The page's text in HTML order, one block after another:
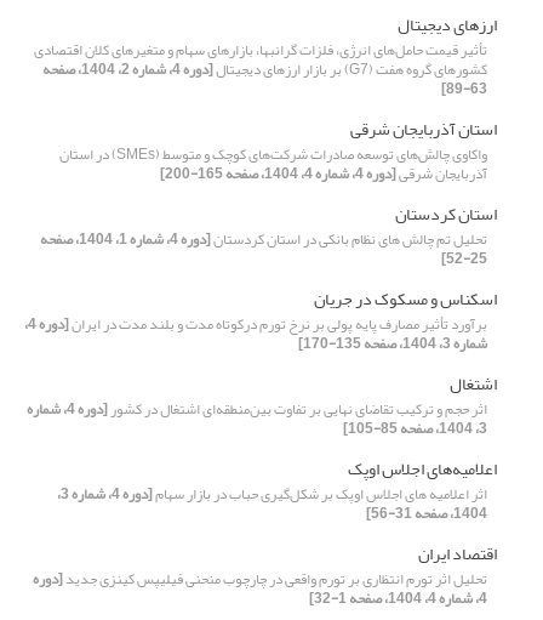
ارزهای دیجیتال
تأثیر قیمت‌ حامل‌های انرژی، فلزات گرانبها، بازارهای سهام و متغیرهای کلان اقتصادی
کشورهای گروه هفت (G7) بر بازار ارزهای دیجیتال [دوره 4، شماره 2، 1404، صفحه
63-89]
استان آذربایجان شرقی
واکاوی چالش‌های توسعه صادرات شرکت‌های کوچک و متوسط (SMEs) در استان
آذربایجان شرقی[دوره 4، شماره 4، 1404، صفحه 165-200]
استان کردستان
تحلیل تم چالش های نظام بانکی در استان کردستان [دوره 4، شماره 1، 1404، صفحه
25-52]
اسکناس و مسکوک در جریان
برآورد تأثیر مصارف پایه پولی بر نرخ تورم درکوتاه‌ مدت و بلند مدت در ایران [دوره 4،
شماره 3، 1404، صفحه 135-170]
اشتغال
اثر حجم و ترکیب تقاضای نهایی بر تفاوت بین‌منطقه‌ای اشتغال در کشور [دوره 4، شماره
3، 1404، صفحه 85-105]
اعلامیه‌های اجلاس اوپک
اثر اعلامیه‏ های اجلاس اوپک بر شکل‌گیری حباب در بازار سهام [دوره 4، شماره 3،
1404، صفحه 31-56]
اقتصاد ایران
تحلیل اثر تورم انتظاری بر تورم واقعی در چارچوب منحنی فیلیپس کینزی جدید[دوره
4، شماره 4، 1404، صفحه 1-32]